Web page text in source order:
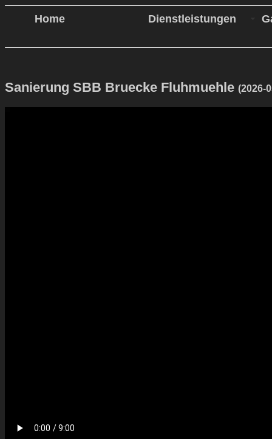
Home Dienstleistungen
Sanierung SBB Bruecke Fluhmuehle (2026-